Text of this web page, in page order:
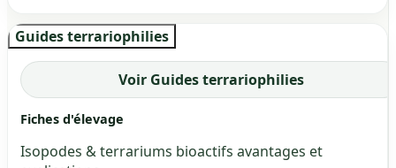
Guides terrariophilies
Voir Guides terrariophilies
Fiches d'élevage
Isopodes & terrariums bioactifs avantages et